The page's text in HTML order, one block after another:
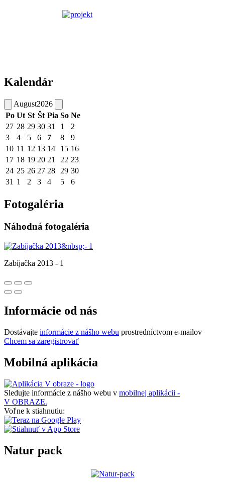
Kalendár
August2026
Po Ut St Št Pia So Ne
27 28 29 30 31 1
2
3
4 5 6 7 8
9
10 11 12 13 14 15 16
17 18 19 20 21 22 23
24 25 26 27 28 29 30
31 1 2 3 4 5 6
Fotogaléria
Náhodná fotogaléria
Zabíjačka 2013 - 1
Informácie od nás
Dostávajte informácie z nášho webu prostredníctvom e-mailov
Chcem sa zaregistrovať
Mobilná aplikácia
Sledujte informácie z nášho webu v mobilnej aplikácii -
V OBRAZE.
Voľne k stiahnutiu:
Natur pack